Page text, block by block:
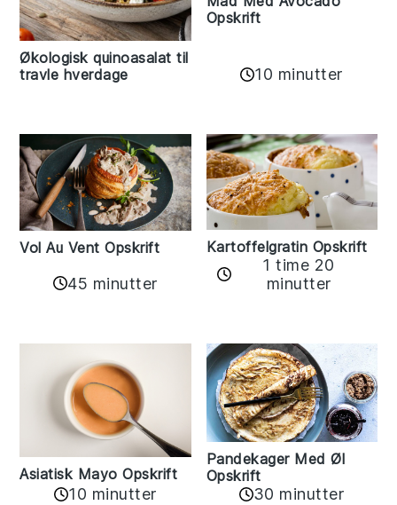
Økologisk quinoasalat til
travle hverdage
Opskrift
10 minutter
Vol Au Vent Opskrift
45 minutter
Kartoffelgratin Opskrift
1 time 20
minutter
Asiatisk Mayo Opskrift
10 minutter
Pandekager Med Øl
Opskrift
30 minutter